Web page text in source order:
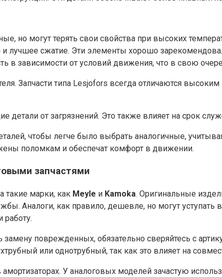
но могут терять свои свойства при высоких
лучшее сжатие. Эти элементы хорошо
в зависимости от условий движения, что в свою
Запчасти типа Lesjofors всегда отличаются
от загрязнений. Это также влияет на срок
чтобы легче было выбрать аналогичные,
поломкам и обеспечат комфорт в движении.
запчастями
такие марки, как Meyle и Kamoka. Оригинальные
Аналоги, как правило, дешевле, но могут уступать
работу.
поврежденных, обязательно сверяйтесь с
или однотрубный, так как это влияет на
У аналоговых моделей зачастую